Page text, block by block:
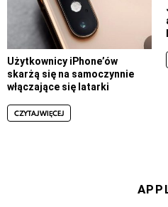
Użytkownicy iPhone’ów
skarżą się na samoczynnie
włączające się latarki
CZYTAJ WIĘCEJ